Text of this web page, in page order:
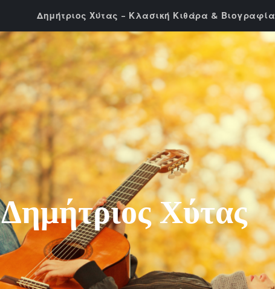
Δημήτριος Χύτας – Κλασική Κιθάρα & Βιογραφία
Δημήτριος Χύτας